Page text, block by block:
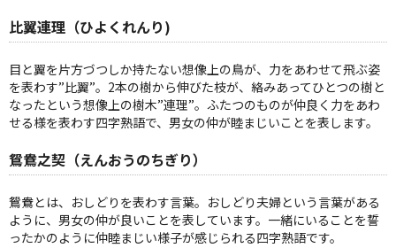
比翼連理（ひよくれんり)
目と翼を片方づつしか持たない想像上の鳥が、力をあわせて飛ぶ姿
を表わす”比翼”。2本の樹から伸びた枝が、絡みあってひとつの樹と
なったという想像上の樹木”連理”。ふたつのものが仲良く力をあわ
せる様を表わす四字熟語で、男女の仲が睦まじいことを表します。
鴛鴦之契（えんおうのちぎり）
鴛鴦とは、おしどりを表わす言葉。おしどり夫婦という言葉がある
ように、男女の仲が良いことを表しています。一緒にいることを誓
ったかのように仲睦まじい様子が感じられる四字熟語です。